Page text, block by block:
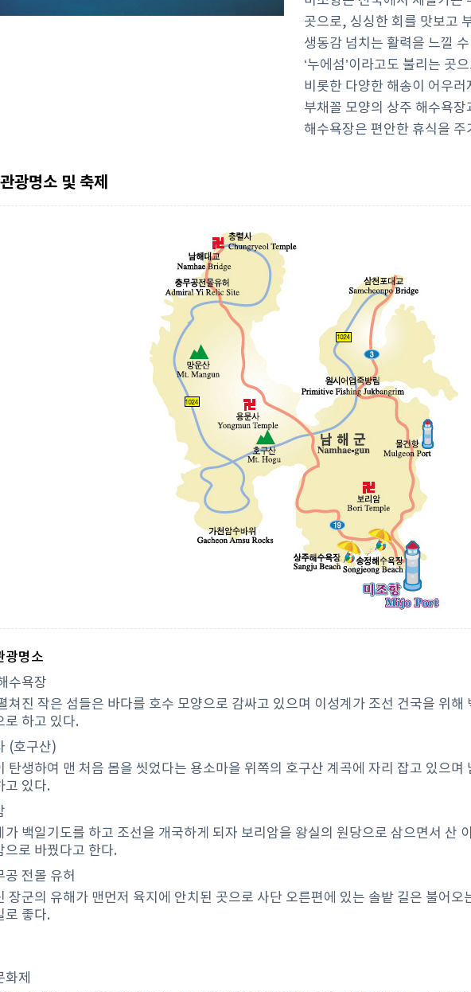
곳으로, 싱싱한 회를 맛보고
생동감 넘치는 활력을 느낄
‘누에섬’이라고도 불리는 곳
비롯한 다양한 해송이 어우
부채꼴 모양의 상주 해수욕
해수욕장은 편안한 휴식을 주
광명소 및 축제
광명소
수욕장
쳐진 작은 섬들은 바다를 호수 모양으로 감싸고 있으며 이성계가 조선 건국을 위해
로 하고 있다.
(호구산)
탄생하여 맨 처음 몸을 씻었다는 용소마을 위쪽의 호구산 계곡에 자리 잡고 있으며
고 있다.
가 백일기도를 하고 조선을 개국하게 되자 보리암을 왕실의 원당으로 삼으면서 산
으로 바꿨다고 한다.
공 전몰 유허
장군의 유해가 맨먼저 육지에 안치된 곳으로 사단 오른편에 있는 솔밭 길은 불어오
로 좋다.
제